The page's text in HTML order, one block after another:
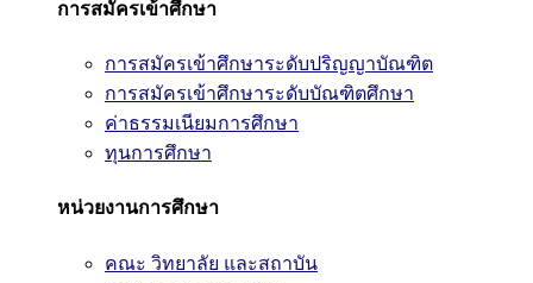
การสมัครเข้าศึกษา
การสมัครเข้าศึกษาระดับปริญญาบัณฑิต
การสมัครเข้าศึกษาระดับบัณฑิตศึกษา
ค่าธรรมเนียมการศึกษา
ทุนการศึกษา
หน่วยงานการศึกษา
คณะ วิทยาลัย และสถาบัน